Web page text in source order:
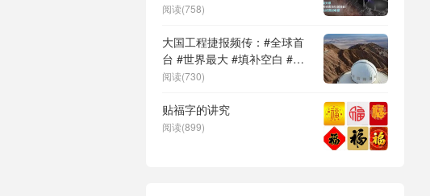
阅读(758)
大国工程捷报频传：#全球首
台 #世界最大 #填补空白 #突
破关键节点
阅读(730)
贴福字的讲究
阅读(899)